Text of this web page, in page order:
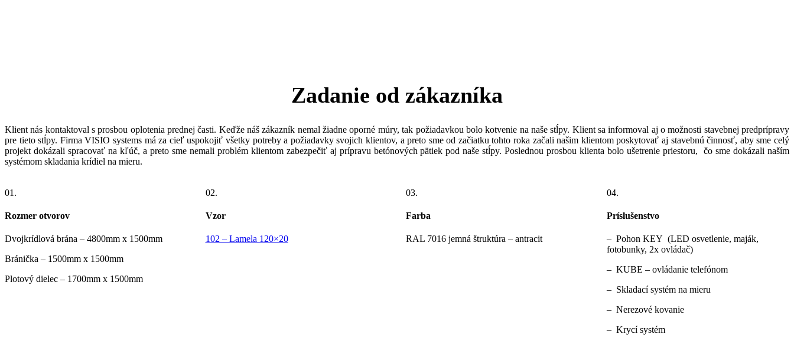
Zadanie od zákazníka
Klient nás kontaktoval s prosbou oplotenia prednej časti. Keďže náš zákazník nemal žiadne oporné múry, tak požiadavkou bolo kotvenie na naše stĺpy. Klient sa informoval aj o možnosti stavebnej predprípravy
pre tieto stĺpy. Firma VISIO systems má za cieľ uspokojiť všetky potreby a požiadavky svojich klientov, a preto sme od začiatku tohto roka začali našim klientom poskytovať aj stavebnú činnosť, aby sme celý
projekt dokázali spracovať na kľúč, a preto sme nemali problém klientom zabezpečiť aj prípravu betónových pätiek pod naše stĺpy. Poslednou prosbou klienta bolo ušetrenie priestoru, čo sme dokázali naším
systémom skladania krídiel na mieru.
01.
Rozmer otvorov
Dvojkrídlová brána – 4800mm x 1500mm
Bránička – 1500mm x 1500mm
Plotový dielec – 1700mm x 1500mm
02.
Vzor
102 – Lamela 120×20
03.
Farba
RAL 7016 jemná štruktúra – antracit
04.
Príslušenstvo
– Pohon KEY (LED osvetlenie, maják,
fotobunky, 2x ovládač)
– KUBE – ovládanie telefónom
– Skladací systém na mieru
– Nerezové kovanie
– Krycí systém